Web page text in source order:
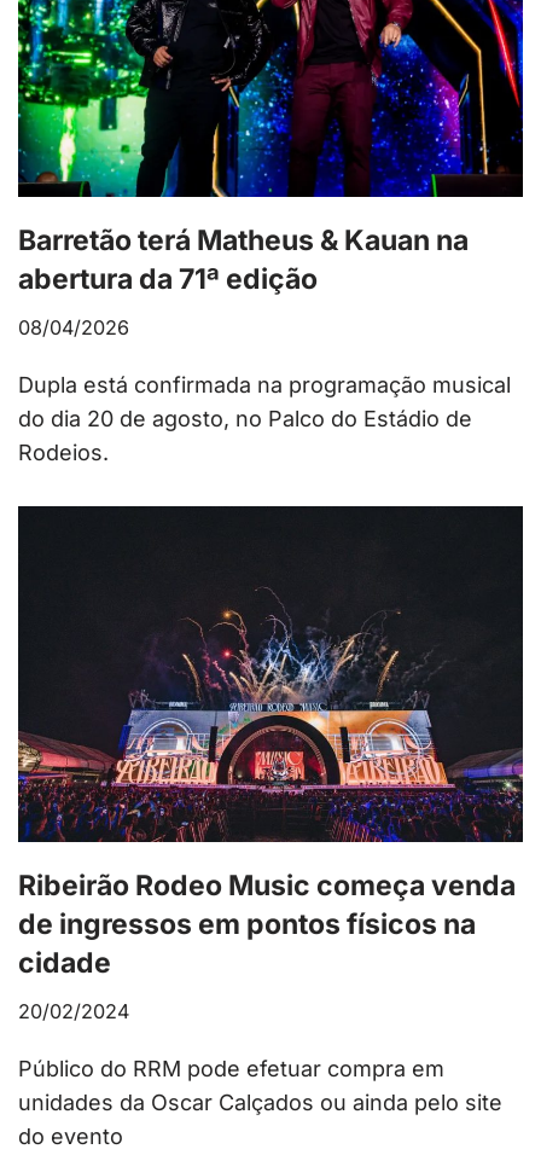
Barretão terá Matheus & Kauan na
abertura da 71ª edição
08/04/2026
Dupla está confirmada na programação musical
do dia 20 de agosto, no Palco do Estádio de
Rodeios.
Ribeirão Rodeo Music começa venda
de ingressos em pontos físicos na
cidade
20/02/2024
Público do RRM pode efetuar compra em
unidades da Oscar Calçados ou ainda pelo site
do evento